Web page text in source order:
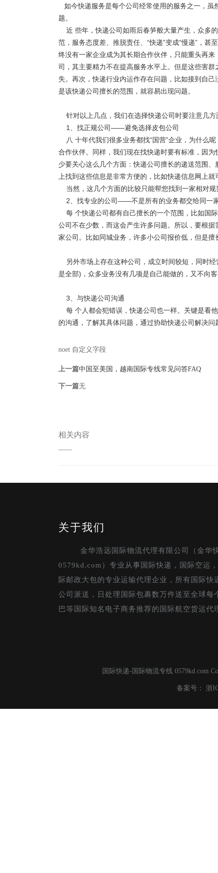
如今快递服务是每个公司经常使用的服务之一，
题。
近 些年，快递公司如雨后春笋般大量产生，众多
范，服务态度差、推脱责任、“快递”变成“慢递”，
终没有一家企业成为其长期合作伙伴，只能重头再
司，其主要精力不在提高服务水平上。但是这些害
失。再次，快递行业内运作存在问题，比如接到自
是该快递公司擅长的范围，就容易出现问题。
针对以上几点，我们在选择快递公司时要注意几方
1、找正规公司——避免选择皮包公司
八 十年代我们很多业务都找“国营”企业，为什么
合作伙伴。同样，我们现在找快递时要有标准，因
少要关心这么几个方面：快递公司擅长的递送范围
上找到这些信息是非常方便的，比如快递信息网上
当然，这几个方面的比较只能帮您找到一家相对规
2、找专业的公司——不是所有的业务都交给同一
每 个快递公司都有自己擅长的一个范围，比如国
公司不在少数，而这会产生许多问题。所以，要根
家公司。比如同城业务，许多小公司报价低，但是
另外市场上存在这种公司，成立时间较短，同时
是全部)，众多业务没有几项是自己能做的，又不向
3、与快递公司沟通
每 个人都会犯错误，快递公司也一样。关键是看
的沟通，了解其具体问题，通过协助快递公司解决
noet 自定义字段
上一篇中国至美国，越南国际专线常见问答FAQ
下一篇无
相关内容
——
关于我们
金华浩远国际物流代理有限公司（金华
0579kd.com）专业从事国际快递，国际空运
际邮政大包的专业运输代理企业，所有国际快
公司派送，日处理国际包裹数万件送至全球每
巴等国际知名电子商务推荐的国际航空货运代
国际快递-国际物流专线 0579kd.com
备案号： 浙